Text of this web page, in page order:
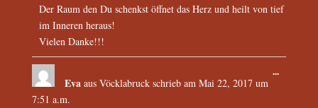
Der Raum den Du schenkst öffnet das Herz und heilt von tief
im Inneren heraus!
Vielen Danke!!!
Eva aus Vöcklabruck schrieb amMai 22, 2017 um
7:51 a.m.
...